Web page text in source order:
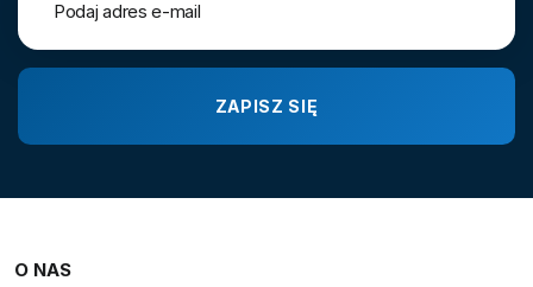
O NAS